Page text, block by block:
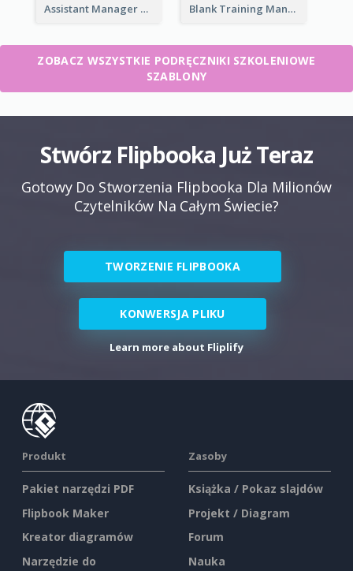
Assistant Manager Training Manual Blank Training Manual
ZOBACZ WSZYSTKIE PODRĘCZNIKI SZKOLENIOWE
SZABLONY
Stwórz Flipbooka Już Teraz
Gotowy Do Stworzenia Flipbooka Dla Milionów
Czytelników Na Całym Świecie?
TWORZENIE FLIPBOOKA
KONWERSJA PLIKU
Learn more about Fliplify
Produkt
Pakiet narzędzi PDF
Flipbook Maker
Kreator diagramów
Narzędzie do
Zasoby
Książka / Pokaz slajdów
Projekt / Diagram
Forum
Nauka